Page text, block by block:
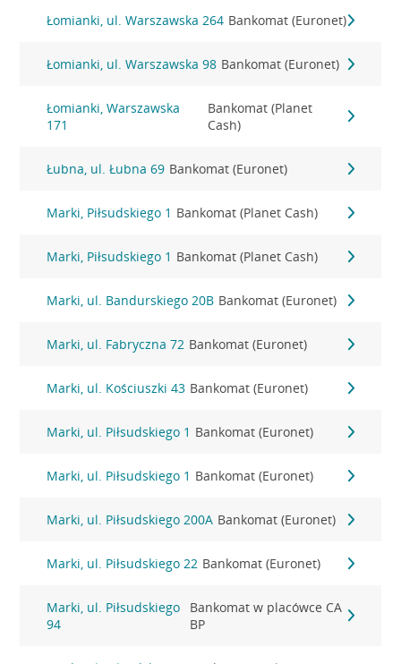
Łomianki, ul. Warszawska 264 Bankomat (Euronet)
Łomianki, ul. Warszawska 98 Bankomat (Euronet)
Łomianki, Warszawska
171
Bankomat (Planet
Cash)
Łubna, ul. Łubna 69 Bankomat (Euronet)
Marki, Piłsudskiego 1 Bankomat (Planet Cash)
Marki, Piłsudskiego 1 Bankomat (Planet Cash)
Marki, ul. Bandurskiego 20B Bankomat (Euronet)
Marki, ul. Fabryczna 72 Bankomat (Euronet)
Marki, ul. Kościuszki 43 Bankomat (Euronet)
Marki, ul. Piłsudskiego 1 Bankomat (Euronet)
Marki, ul. Piłsudskiego 1 Bankomat (Euronet)
Marki, ul. Piłsudskiego 200A Bankomat (Euronet)
Marki, ul. Piłsudskiego 22 Bankomat (Euronet)
Marki, ul. Piłsudskiego
94
Bankomat w placówce CA
BP